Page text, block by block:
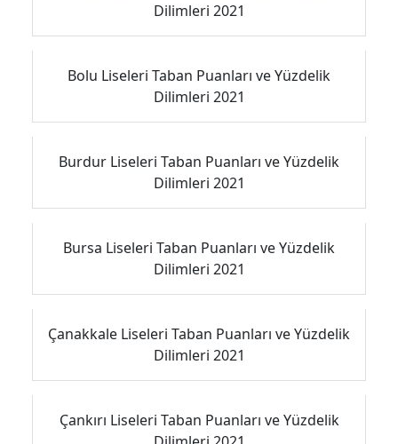
Dilimleri 2021
Bolu Liseleri Taban Puanları ve Yüzdelik
Dilimleri 2021
Burdur Liseleri Taban Puanları ve Yüzdelik
Dilimleri 2021
Bursa Liseleri Taban Puanları ve Yüzdelik
Dilimleri 2021
Çanakkale Liseleri Taban Puanları ve Yüzdelik
Dilimleri 2021
Çankırı Liseleri Taban Puanları ve Yüzdelik